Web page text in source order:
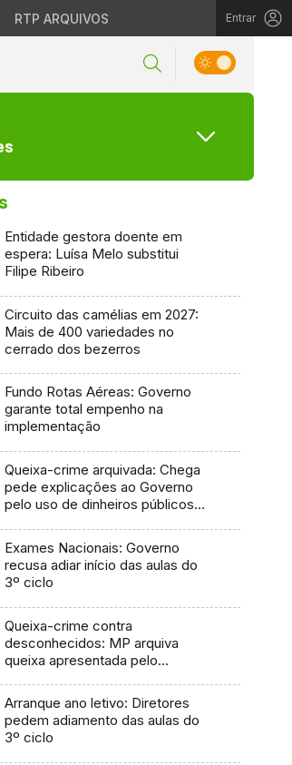
RTP ARQUIVOS Entrar
Entidade gestora doente em
espera: Luísa Melo substitui
Filipe Ribeiro
Circuito das camélias em 2027:
Mais de 400 variedades no
cerrado dos bezerros
Fundo Rotas Aéreas: Governo
garante total empenho na
implementação
Queixa-crime arquivada: Chega
pede explicações ao Governo
pelo uso de dinheiros públicos
Exames Nacionais: Governo
recusa adiar início das aulas do
3º ciclo
Queixa-crime contra
desconhecidos: MP arquiva
queixa apresentada pelo
Arranque ano letivo: Diretores
pedem adiamento das aulas do
3º ciclo